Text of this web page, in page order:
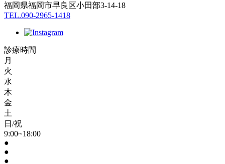
福岡県福岡市早良区小田部3-14-18
TEL.090-2965-1418
診療時間
月
火
水
木
金
土
日/祝
9:00~18:00
●
●
●